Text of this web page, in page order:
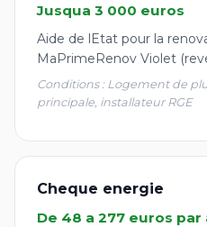
Jusqua 3 000 euros
Aide de lEtat pour la
MaPrimeRenov Violet
Conditions : Logement de
principale, installateur RGE
Cheque energie
De 48 a 277 euros par